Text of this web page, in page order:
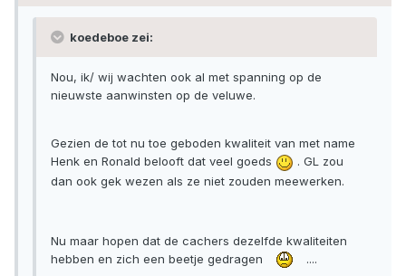
koedeboe zei:
Nou, ik/ wij wachten ook al met spanning op de
nieuwste aanwinsten op de veluwe.
Gezien de tot nu toe geboden kwaliteit van met name
Henk en Ronald belooft dat veel goeds
. GL zou
dan ook gek wezen als ze niet zouden meewerken.
Nu maar hopen dat de cachers dezelfde kwaliteiten
hebben en zich een beetje gedragen
....